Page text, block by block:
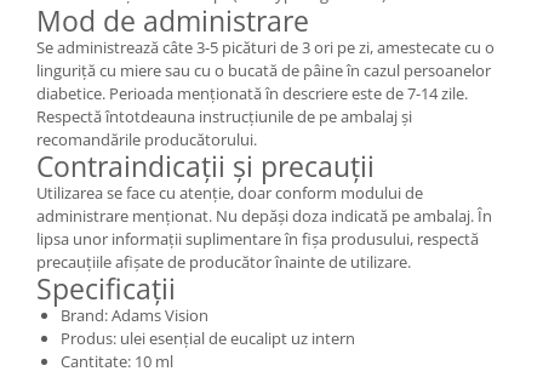
Mod de administrare
Se administrează câte 3-5 picături de 3 ori pe zi, amestecate cu o
linguriță cu miere sau cu o bucată de pâine în cazul persoanelor
diabetice. Perioada menționată în descriere este de 7-14 zile.
Respectă întotdeauna instrucțiunile de pe ambalaj și
recomandările producătorului.
Contraindicații și precauții
Utilizarea se face cu atenție, doar conform modului de
administrare menționat. Nu depăși doza indicată pe ambalaj. În
lipsa unor informații suplimentare în fișa produsului, respectă
precauțiile afișate de producător înainte de utilizare.
Specificații
Brand: Adams Vision
Produs: ulei esențial de eucalipt uz intern
Cantitate: 10 ml